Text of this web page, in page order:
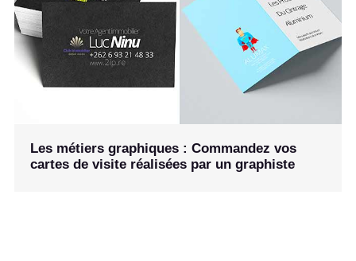
Les métiers graphiques : Commandez vos
cartes de visite réalisées par un graphiste